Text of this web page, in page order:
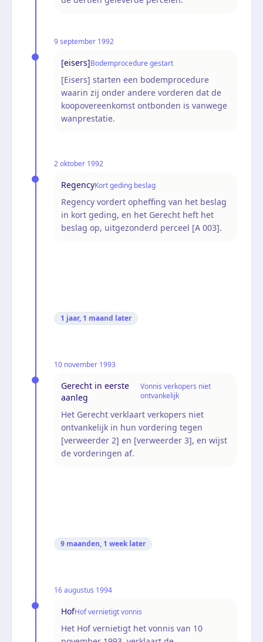
9 september 1992
[eisers]Bodemprocedure gestart
[Eisers] starten een bodemprocedure
waarin zij onder andere vorderen dat de
koopovereenkomst ontbonden is vanwege
wanprestatie.
2 oktober 1992
RegencyKort geding beslag
Regency vordert opheffing van het beslag
in kort geding, en het Gerecht heft het
beslag op, uitgezonderd perceel [A 003].
1 jaar, 1 maand later
10 november 1993
Gerecht in eerste
aanleg
Vonnis verkopers niet
ontvankelijk
Het Gerecht verklaart verkopers niet
ontvankelijk in hun vordering tegen
[verweerder 2] en [verweerder 3], en wijst
de vorderingen af.
9 maanden, 1 week later
16 augustus 1994
HofHof vernietigt vonnis
Het Hof vernietigt het vonnis van 10